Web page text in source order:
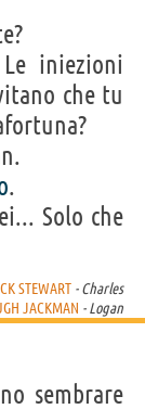
iniezioni
che tu
.
Solo che
STEWART - Charles
JACKMAN - Logan
sembrare